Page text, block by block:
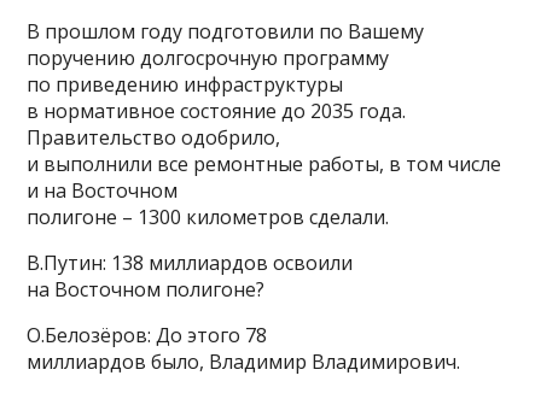
В прошлом году подготовили по Вашему
поручению долгосрочную программу
по приведению инфраструктуры
в нормативное состояние до 2035 года.
Правительство одобрило,
и выполнили все ремонтные работы, в том числе
и на Восточном
полигоне – 1300 километров сделали.
В.Путин: 138 миллиардов освоили
на Восточном полигоне?
О.Белозёров: До этого 78
миллиардов было, Владимир Владимирович.